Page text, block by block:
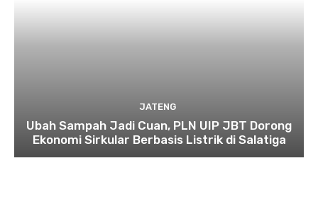
JATENG
Ubah Sampah Jadi Cuan, PLN UIP JBT Dorong
Ekonomi Sirkular Berbasis Listrik di Salatiga